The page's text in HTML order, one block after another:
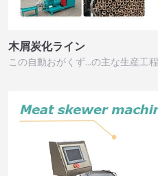
木屑炭化ライン
この自動おがくず…の主な生産工程